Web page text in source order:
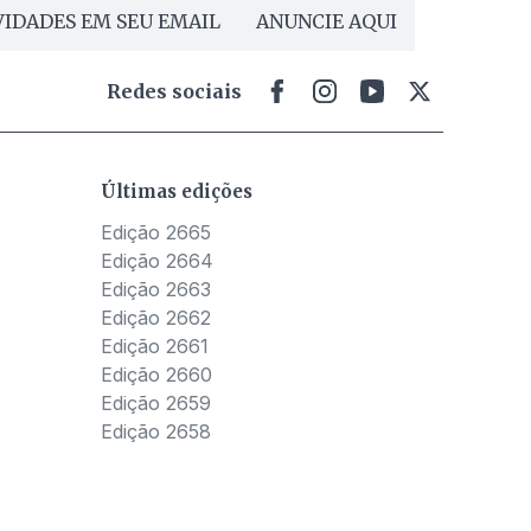
EM SEU EMAIL ANUNCIE AQUI
Redes sociais
Últimas edições
Edição 2665
Edição 2664
Edição 2663
Edição 2662
Edição 2661
Edição 2660
Edição 2659
Edição 2658